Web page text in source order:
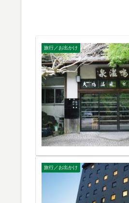
旅行／お出かけ
旅行／お出かけ